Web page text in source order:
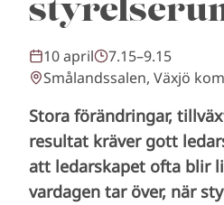
10 april
7.15–9.15
Smålandssalen, Växjö
Stora förändringar,
resultat kräver gott
att ledarskapet ofta blir
vardagen tar över, när